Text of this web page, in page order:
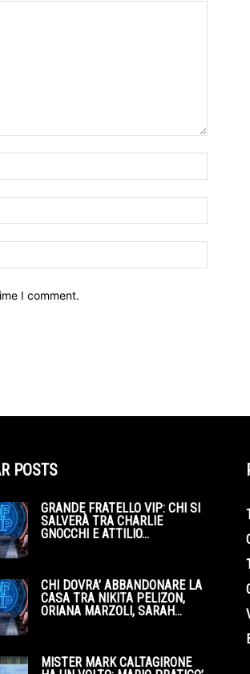
I comment.
POSTS
GRANDE FRATELLO VIP: CHI SI
SALVERÀ TRA CHARLIE
GNOCCHI E ATTILIO...
CHI DOVRA’ ABBANDONARE LA
CASA TRA NIKITA PELIZON,
ORIANA MARZOLI, SARAH...
MISTER MARK CALTAGIRONE